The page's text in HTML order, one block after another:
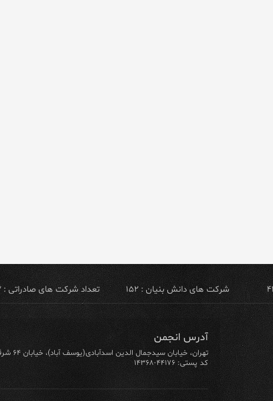
شرکت های دانش بنیان : ۱۵۲ تعداد شرکت های صادراتی : ۱۳۳
آدرس انجمن
تهران، خیابان سیدجمال الدین اسدآبادی(یوسف آباد)، خیابان ۶۴ شرقی، پلاک ۱۰/۱، طبقه ۴، واحد ۱۲
کد پستی: ۴۴۱۷۶-۱۴۳۶۸